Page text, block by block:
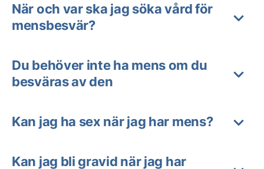
När och var ska jag söka vård för
mensbesvär?
Du behöver inte ha mens om du
besväras av den
Kan jag ha sex när jag har mens?
Kan jag bli gravid när jag har